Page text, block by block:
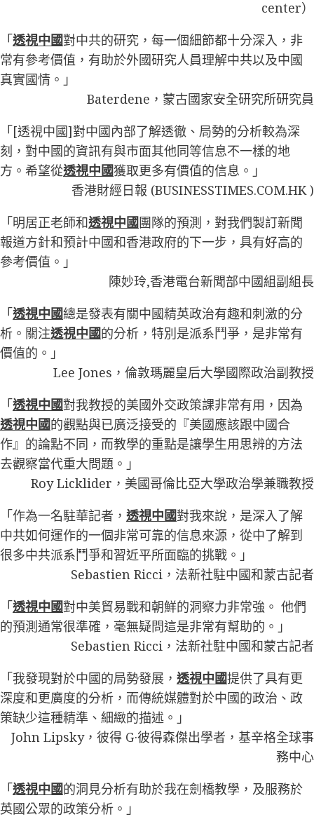
center）
「透視中國對中共的研究，每一個細節都十分深入，非
常有參考價值，有助於外國研究人員理解中共以及中國
真實國情。」
Baterdene，蒙古國家安全研究所研究員
「[透視中國]對中國內部了解透徹、局勢的分析較為深
刻，對中國的資訊有與市面其他同等信息不一樣的地
方。希望從透視中國獲取更多有價值的信息。」
香港財經日報 (BUSINESSTIMES.COM.HK )
「明居正老師和透視中國團隊的預測，對我們製訂新聞
報道方針和預計中國和香港政府的下一步，具有好高的
參考價值。」
陳妙玲,香港電台新聞部中國組副組長
「透視中國總是發表有關中國精英政治有趣和刺激的分
析。關注透視中國的分析，特別是派系鬥爭，是非常有
價值的。」
Lee Jones，倫敦瑪麗皇后大學國際政治副教授
「透視中國對我教授的美國外交政策課非常有用，因為
透視中國的觀點與已廣泛接受的『美國應該跟中國合
作』的論點不同，而教學的重點是讓學生用思辨的方法
去觀察當代重大問題。」
Roy Licklider，美國哥倫比亞大學政治學兼職教授
「作為一名駐華記者， 透視中國對我來說，是深入了解
中共如何運作的一個非常可靠的信息來源，從中了解到
很多中共派系鬥爭和習近平所面臨的挑戰。」
Sebastien Ricci，法新社駐中國和蒙古記者
「透視中國對中美貿易戰和朝鮮的洞察力非常強。 他們
的預測通常很準確，毫無疑問這是非常有幫助的。」
Sebastien Ricci，法新社駐中國和蒙古記者
「我發現對於中國的局勢發展， 透視中國提供了具有更
深度和更廣度的分析，而傳統媒體對於中國的政治、政
策缺少這種精準、細緻的描述。」
John Lipsky，彼得 G·彼得森傑出學者，基辛格全球事
務中心
「透視中國的洞見分析有助於我在劍橋教學，及服務於
英國公眾的政策分析。」